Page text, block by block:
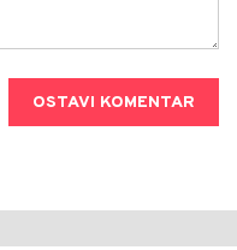
OSTAVI KOMENTAR